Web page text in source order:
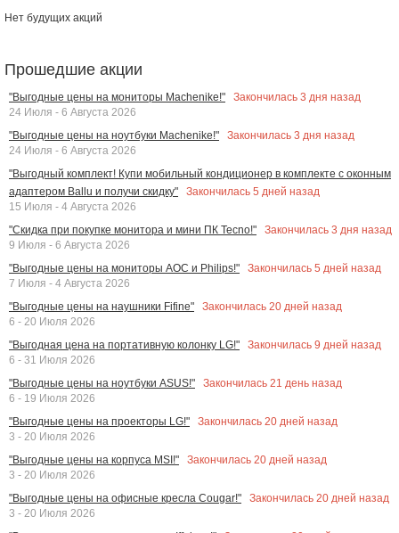
Нет будущих акций
Прошедшие акции
"Выгодные цены на мониторы Machenike!" Закончилась 3 дня назад
24 Июля - 6 Августа 2026
"Выгодные цены на ноутбуки Machenike!"
Закончилась 3 дня назад
24 Июля - 6 Августа 2026
"Выгодный комплект! Купи мобильный кондиционер в комплекте с оконным
адаптером Ballu и получи скидку"
Закончилась 5 дней назад
15 Июля - 4 Августа 2026
"Скидка при покупке монитора и мини ПК Tecno!"
Закончилась 3 дня назад
9 Июля - 6 Августа 2026
"Выгодные цены на мониторы AOC и Philips!"
Закончилась 5 дней назад
7 Июля - 4 Августа 2026
"Выгодные цены на наушники Fifine"
Закончилась 20 дней назад
6 - 20 Июля 2026
"Выгодная цена на портативную колонку LG!"
Закончилась 9 дней назад
6 - 31 Июля 2026
"Выгодные цены на ноутбуки ASUS!"
Закончилась 21 день назад
6 - 19 Июля 2026
"Выгодные цены на проекторы LG!"
Закончилась 20 дней назад
3 - 20 Июля 2026
"Выгодные цены на корпуса MSI!"
Закончилась 20 дней назад
3 - 20 Июля 2026
"Выгодные цены на офисные кресла Cougar!"
Закончилась 20 дней назад
3 - 20 Июля 2026